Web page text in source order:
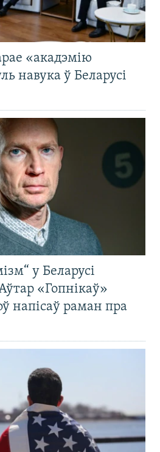
«акадэмію
навука ў Беларусі
у Беларусі
«Гопнікаў»
напісаў раман пра